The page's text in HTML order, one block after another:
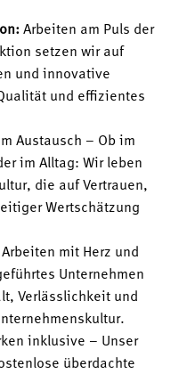
Arbeiten am Puls der
setzen wir auf
und innovative
und effizientes
Austausch – Ob im
im Alltag: Wir leben
die auf Vertrauen,
Wertschätzung
Arbeiten mit Herz und
Unternehmen
Verlässlichkeit und
inklusive – Unser
überdachte